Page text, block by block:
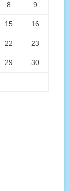
8 9
15 16
22 23
29 30